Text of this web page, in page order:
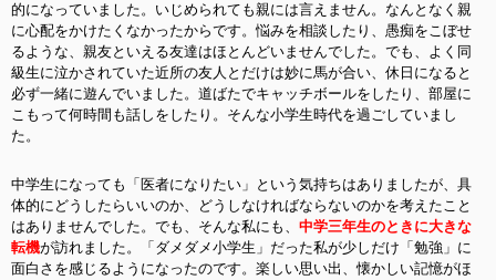
的になっていました。いじめられても親には言えません。なんとなく親
に心配をかけたくなかったからです。悩みを相談したり、愚痴をこぼせ
るような、親友といえる友達はほとんどいませんでした。でも、よく同
級生に泣かされていた近所の友人とだけは妙に馬が合い、休日になると
必ず一緒に遊んでいました。道ばたでキャッチボールをしたり、部屋に
こもって何時間も話しをしたり。そんな小学生時代を過ごしていまし
た。
中学生になっても「医者になりたい」という気持ちはありましたが、具
体的にどうしたらいいのか、どうしなければならないのかを考えたこと
はありませんでした。でも、そんな私にも、 中学三年生のときに大きな
転機が訪れました。「ダメダメ小学生」だった私が少しだけ「勉強」に
面白さを感じるようになったのです。楽しい思い出、懐かしい記憶がほ